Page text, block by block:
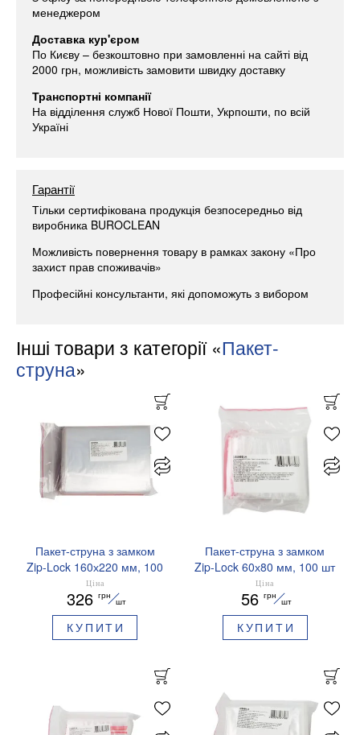
менеджером
Доставка кур'єром
По Києву – безкоштовно при замовленні на сайті від
2000 грн, можливість замовити швидку доставку
Транспортні компанії
На відділення служб Нової Пошти, Укрпошти, по всій
Україні
Гарантії
Тільки сертифікована продукція безпосередньо від
виробника BUROCLEAN
Можливість повернення товару в рамках закону «Про
захист прав споживачів»
Професійні консультанти, які допоможуть з вибором
Інші товари з категорії «Пакет-
струна»
Пакет-струна з замком
Zip-Lock 160х220 мм, 100
шт BUROCLEAN 10200523
Ціна
326 грн
шт
КУПИТИ
Пакет-струна з замком
Zip-Lock 60х80 мм, 100 шт
BUROCLEAN 10200514
Ціна
56 грн
шт
КУПИТИ